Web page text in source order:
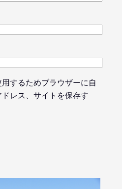
するためブラウザーに自
レス、サイトを保存す